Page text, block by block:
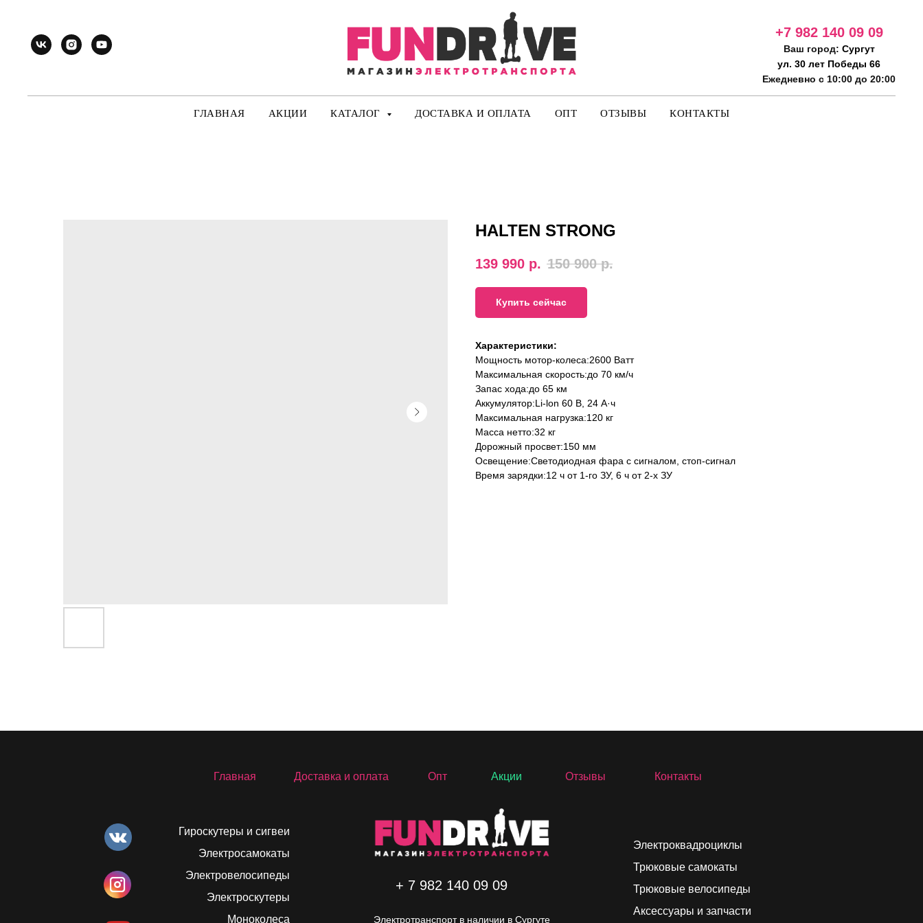
+7 982 140 09 09
Ваш город: Сургут
ул. 30 лет Победы 66
Ежедневно с 10:00 до 20:00
ГЛАВНАЯ АКЦИИ КАТАЛОГ ДОСТАВКА И ОПЛАТА ОПТ ОТЗЫВЫ КОНТАКТЫ
HALTEN STRONG
139 990 р. 150 900 р.
Купить сейчас
Характеристики:
Мощность мотор-колеса:2600 Ватт
Максимальная скорость:до 70 км/ч
Запас хода:до 65 км
Аккумулятор:Li-lon 60 B, 24 А·ч
Максимальная нагрузка:120 кг
Масса нетто:32 кг
Дорожный просвет:150 мм
Освещение:Светодиодная фара с сигналом, стоп-сигнал
Время зарядки:12 ч от 1-го ЗУ, 6 ч от 2-х ЗУ
Гироскутеры и сигвеи
Электросамокаты
Электровелосипеды
Электроскутеры
Моноколеса
Электроквадроциклы
Трюковые самокаты
Трюковые велосипеды
Аксессуары и запчасти
Главная Доставка и оплата Опт Отзывы
Акции Контакты
+ 7 982 140 09 09
Электротранспорт в наличии в Сургуте